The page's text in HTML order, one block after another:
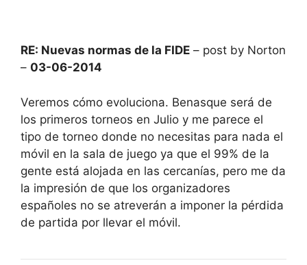
RE: Nuevas normas de la FIDE – post by Norton
– 03-06-2014
Veremos cómo evoluciona. Benasque será de
los primeros torneos en Julio y me parece el
tipo de torneo donde no necesitas para nada el
móvil en la sala de juego ya que el 99% de la
gente está alojada en las cercanías, pero me da
la impresión de que los organizadores
españoles no se atreverán a imponer la pérdida
de partida por llevar el móvil.